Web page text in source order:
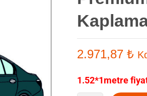
2.971,87 ₺
1.52*1metre